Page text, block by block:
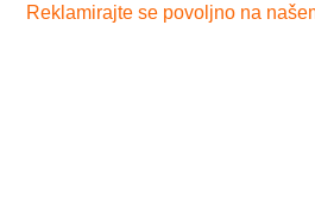
Reklamirajte se povoljno na